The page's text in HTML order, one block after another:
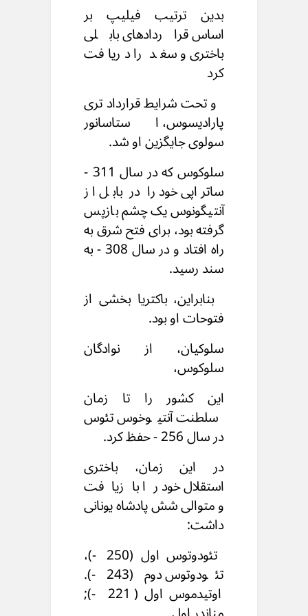
بدین ترتیب فیلیپ بر
اساس قراردادهای بابلی
باختری و سغد را دریافت
کرد
و تحت شرایط قرارداد تری
پارادیسوس، استاسانور
سولوی جایگزین او شد.
سلوکوس که در سال 311 -
ساتراپی خود را در بابل از
آنتیگونوس یک چشم بازپس
گرفته بود، برای فتح شرق به
راه افتاد و در سال 308 - به
سند رسید.
بنابراین، باکتریا بخشی از
فتوحات او بود.
سلوکیان، از نوادگان
سلوکوس،
این کشور را تا زمان
سلطنت آنتیوخوس تئوس
در سال 256 - حفظ کرد.
در این زمان، باختری
استقلال خود را بازیافت
ومتوالی شش پادشاه یونانی
داشت:
تئودوتوس اول (250 -)،
تئودوتوس دوم (243 -).
اوتیدموس اول ( 221 -);